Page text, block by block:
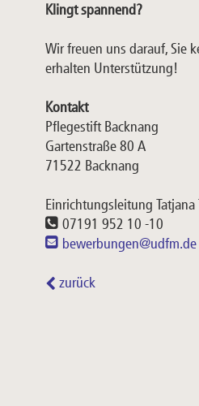
Klingt spannend?
Wir freuen uns darauf, Sie
erhalten Unterstützung!
Kontakt
Pflegestift Backnang
Gartenstraße 80 A
71522 Backnang
Einrichtungsleitung Tatjana
07191 952 10 -10
bewerbungen@udfm.de
zurück